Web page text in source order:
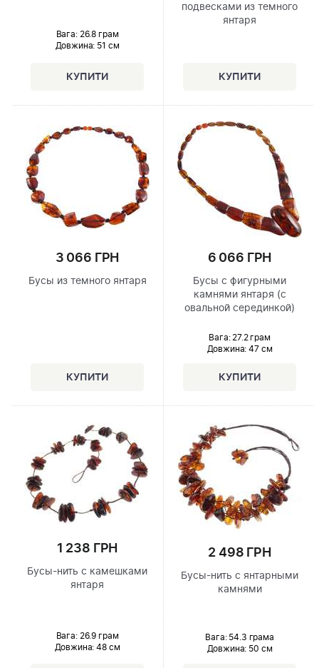
Вага: 26.8 грам
Довжина: 51 см
подвесками из темного
янтаря
3 066 ГРН
Бусы из темного янтаря
6 066 ГРН
Бусы с фигурными
камнями янтаря (с
овальной серединкой)
Вага: 27.2 грам
Довжина: 47 см
1 238 ГРН
Бусы-нить с камешками
янтаря
Вага: 26.9 грам
Довжина: 48 см
2 498 ГРН
Бусы-нить с янтарными
камнями
Вага: 54.3 грама
Довжина: 50 см